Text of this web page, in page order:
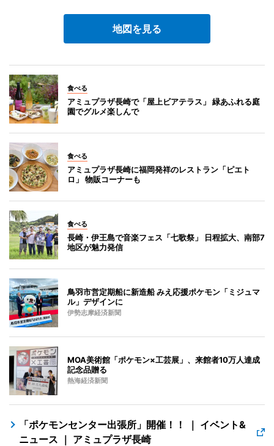
地図を見る
食べる
アミュプラザ長崎で「屋上ビアテラス」 緑あふれる庭
園でグルメ楽しんで
食べる
アミュプラザ長崎に福岡発祥のレストラン「ピエト
ロ」 物販コーナーも
食べる
長崎・伊王島で音楽フェス「七歌祭」 日程拡大、南部7
地区が魅力発信
鳥羽市営定期船に新造船 みえ応援ポケモン「ミジュマ
ル」デザインに
伊勢志摩経済新聞
MOA美術館「ポケモン×工芸展」、来館者10万人達成
記念品贈る
熱海経済新聞
「ポケモンセンター出張所」開催！！ ｜ イベント&
ニュース ｜ アミュプラザ長崎